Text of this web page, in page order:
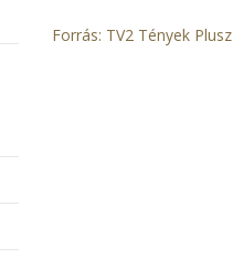
Forrás: TV2 Tények Plusz